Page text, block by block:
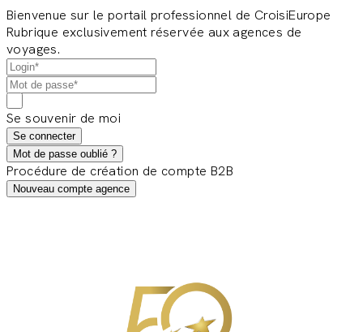
Bienvenue sur le portail professionnel de CroisiEurope
Rubrique exclusivement réservée aux agences de
voyages.
Se souvenir de moi
Se connecter
Mot de passe oublié ?
Procédure de création de compte B2B
Nouveau compte agence